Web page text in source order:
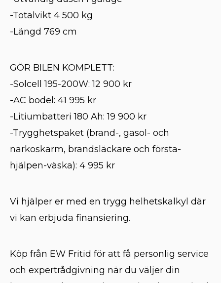
-Totalvikt 4 500 kg
-Längd 769 cm
GÖR BILEN KOMPLETT:
-Solcell 195-200W: 12 900 kr
-AC bodel: 41 995 kr
-Litiumbatteri 180 Ah: 19 900 kr
-Trygghetspaket (brand-, gasol- och
narkoskarm, brandsläckare och första-
hjälpen-väska): 4 995 kr
Vi hjälper er med en trygg helhetskalkyl där
vi kan erbjuda finansiering.
Köp från EW Fritid för att få personlig service
och expertrådgivning när du väljer din